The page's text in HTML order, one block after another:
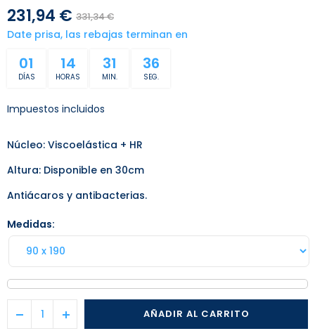
231,94 € 331,34 €
Date prisa, las rebajas terminan en
01
DÍAS
14
HORAS
31
MIN.
36
SEG.
Impuestos incluidos
Núcleo: Viscoelástica + HR
Altura: Disponible en 30cm
Antiácaros y antibacterias.
Medidas
AÑADIR AL CARRITO